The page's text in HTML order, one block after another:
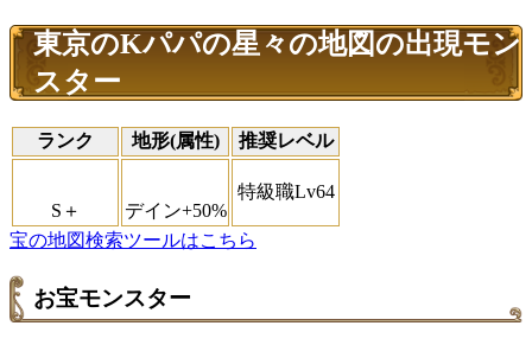
東京のKパパの星々の地図の出現モン
スター
ランク 地形(属性) 推奨レベル
S＋ デイン+50%
特級職Lv64
宝の地図検索ツールはこちら
お宝モンスター